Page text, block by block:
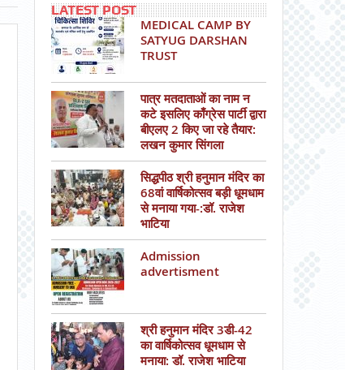
LATEST POST
MEDICAL CAMP BY
SATYUG DARSHAN
TRUST
पात्र मतदाताओं का नाम न
कटे इसलिए काँग्रेस पार्टी द्वारा
बीएलए 2 किए जा रहे तैयार:
लखन कुमार सिंगला
सिद्धपीठ श्री हनुमान मंदिर का
68वां वार्षिकोत्सव बड़ी धूमधाम
से मनाया गया-:डॉ. राजेश
भाटिया
Admission
advertisment
श्री हनुमान मंदिर 3डी-42
का वार्षिकोत्सव धूमधाम से
मनाया: डॉ. राजेश भाटिया